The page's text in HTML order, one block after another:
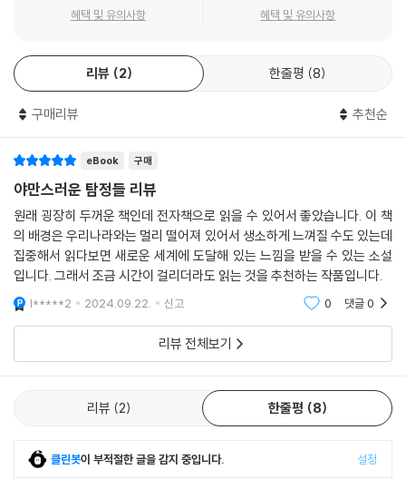
볼라뇨는 명실상부하게 라틴 아메리카의 울타리를 벗어나 세계적 명성을
이 작품은 볼라뇨와 그의 절친한 벗인 마리오 산티아고 파파스키아로의 문
학적 분신이라 할 수 있는 벨라노와 리마가 주요 인물로 등장하기 때문에,
볼라뇨 작품 세계에서 곧잘 드러나는 삶의 여정과 문학적 신념에 관한 작
요소가 가장 강하게 스며 있는 『야만스러운 탐정들』을 읽지 않고서는 볼라
뇨의 문학 세계를 논하기 어렵다는 의미이기도 하다.
작품은 1968년부터 1996년에 이르기까지 근 30년의 세월 동안 벨라노
와 리마가 어디에서 어떤 사람을 만나고 어떤 사건을 겪는지 집요하게 좇
는다. 그 여정은 멕시코시티에서 시작해 파리, 이스라엘, 니카라과, 바르셀
로나, 아프리카 등 국경과 대륙을 넘나들며 제시되며, 두 사람을 만났던 다
양한 인물들의 목소리 조각들을 조합해 문학을 위해서라면 무엇이든 할 수
있었던 열정 넘치는 청년들의 삶과 사랑, 꿈과 좌절이 그려 내는 하나의 퍼
즐을 완성하게 된다.
야만의 시대를 살아가는 야만인들
이 작품에서 볼라뇨는 여러 에피소드들에서 세계에 대한 비관적 인식을 보
한 낙관적 전망마저 사라진 시대, 즉 「야만스러운 시대」이다. 그 야만의 시
혜택 및 유의사항 혜택 및 유의사항
리뷰 2 한줄평 8
구매리뷰 추천순
eBook 구매
야만스러운 탐정들 리뷰
원래 굉장히 두꺼운 책인데 전자책으로 읽을 수 있어서 좋았습니다. 이 책
의 배경은 우리나라와는 멀리 떨어져 있어서 생소하게 느껴질 수도 있는데
집중해서 읽다보면 새로운 세계에 도달해 있는 느낌을 받을 수 있는 소설
입니다. 그래서 조금 시간이 걸리더라도 읽는 것을 추천하는 작품입니다.
l*****2 2024.09.22. 신고 0 댓글0
리뷰 전체보기
리뷰 2 한줄평 8
클린봇이 부적절한 글을 감지 중입니다. 설정